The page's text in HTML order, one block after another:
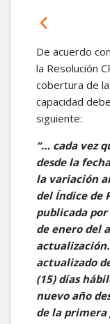
De acuerdo
la Resolución
cobertura de
capacidad
siguiente:
“… cada vez
desde la
la variación
del Índice de
publicada por
de enero del
actualizado
(15) días
nuevo año
de la